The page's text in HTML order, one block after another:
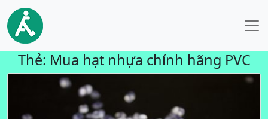
Thẻ: Mua hạt nhựa chính hãng PVC